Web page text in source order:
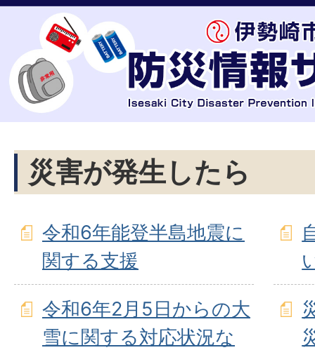
災害が発生したら
令和6年能登半島地震に
関する支援
令和6年2月5日からの大
雪に関する対応状況な